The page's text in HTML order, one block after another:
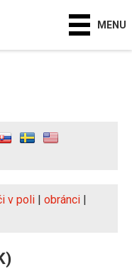
MENU
v poli | obránci |